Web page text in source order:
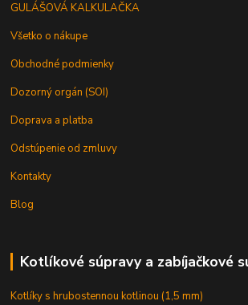
GULÁŠOVÁ KALKULAČKA
Všetko o nákupe
Obchodné podmienky
Dozorný orgán (SOI)
Doprava a platba
Odstúpenie od zmluvy
Kontakty
Blog
Kotlíkové súpravy a zabíjačkové
Kotlíky s hrubostennou kotlinou (1,5 mm)